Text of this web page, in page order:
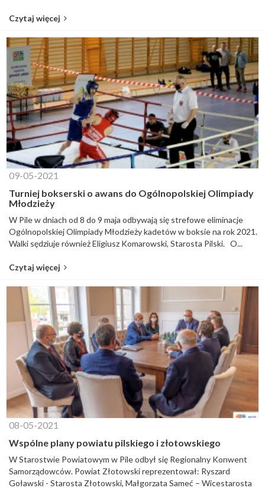
Czytaj więcej
09-05-2021
Turniej bokserski o awans do Ogólnopolskiej Olimpiady
Młodzieży
W Pile w dniach od 8 do 9 maja odbywają się strefowe eliminacje
Ogólnopolskiej Olimpiady Młodzieży kadetów w boksie na rok 2021.
Walki sędziuje również Eligiusz Komarowski, Starosta Pilski. O...
Czytaj więcej
08-05-2021
Wspólne plany powiatu pilskiego i złotowskiego
W Starostwie Powiatowym w Pile odbył się Regionalny Konwent
Samorządowców. Powiat Złotowski reprezentował: Ryszard
Goławski - Starosta Złotowski, Małgorzata Sameć – Wicestarosta